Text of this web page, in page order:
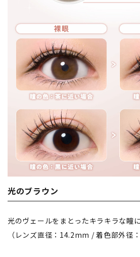
光のブラウン
光のヴェールをまとったキラキラな瞳に
（レンズ直径：14.2mm / 着色部外径